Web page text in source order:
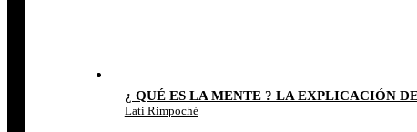
¿ QUÉ ES LA MENTE ? LA EXPLICACIÓN
Lati Rimpoché